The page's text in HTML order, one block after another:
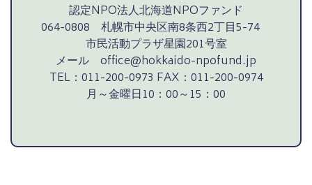
認定NPO法人北海道NPOファンド
064-0808 札幌市中央区南8条西2丁目5-74
市民活動プラザ星園201号室
メール office@hokkaido-npofund.jp
TEL：011-200-0973 FAX：011-200-0974
月～金曜日10：00～15：00